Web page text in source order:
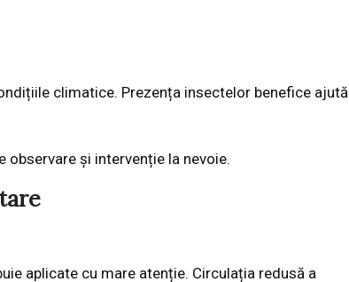
climatice. Prezența insectelor benefice ajută
observare și intervenție la nevoie.
aplicate cu mare atenție. Circulația redusă a